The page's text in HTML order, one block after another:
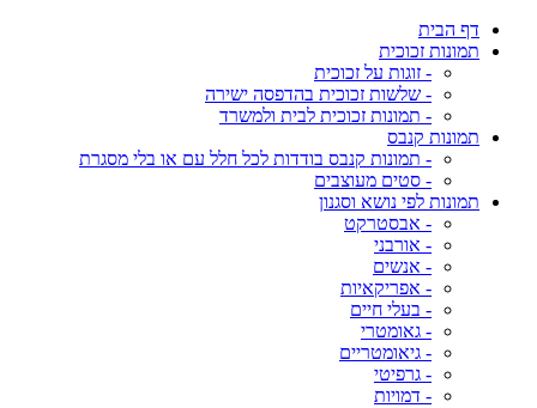
דף הבית
תמונות זכוכית
- זוגות על זכוכית
- שלשות זכוכית בהדפסה ישירה
- תמונות זכוכית לבית ולמשרד
תמונות קנבס
- תמונות קנבס בודדות לכל חלל עם או בלי מסגרת
- סטים מעוצבים
תמונות לפי נושא וסגנון
- אבסטרקט
- אורבני
- אנשים
- אפריקאיות
- בעלי חיים
- גאומטרי
- גיאומטריים
- גרפיטי
- דמויות